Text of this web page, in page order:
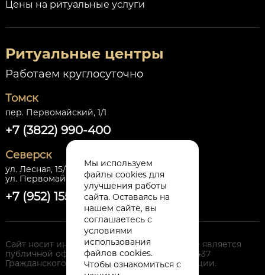
Цены на ритуальные услуги
Ритуальные центры
Работаем круглосуточно
Томск
пер. Первомайский, 1/1
+7 (3822) 990-400
Северск
ул. Лесная, 15/1,
ул. Первомайская, 30 стр.1
+7 (952) 155-86-64
Сайт носит информационный характер и не является
публичной офертой, определяемой п. 2. ст 437
Гражданского Кодекса Российской Федерации.
Мы используем
файлы cookies для
улучшения работы
сайта. Оставаясь на
нашем сайте, вы
соглашаетесь с
условиями
использования
файлов cookies.
Чтобы ознакомиться с